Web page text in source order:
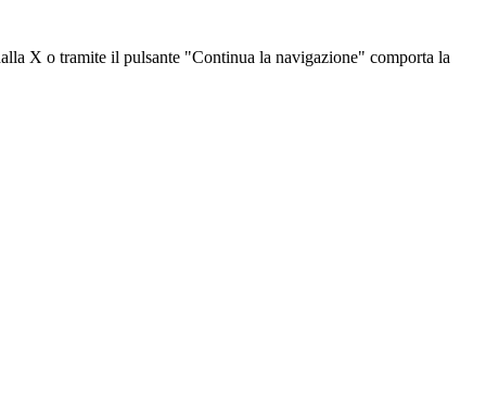
X o tramite il pulsante "Continua la navigazione" comporta la